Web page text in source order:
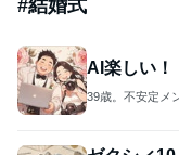
予約開始☆
奇跡の合格！か
ヘリウムガ